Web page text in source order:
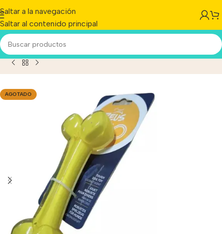
Saltar a la navegación
Saltar al contenido principal
Mordillo Perro Zeus Bone Duo Con Sabor Coco 18 Cm
AGOTADO